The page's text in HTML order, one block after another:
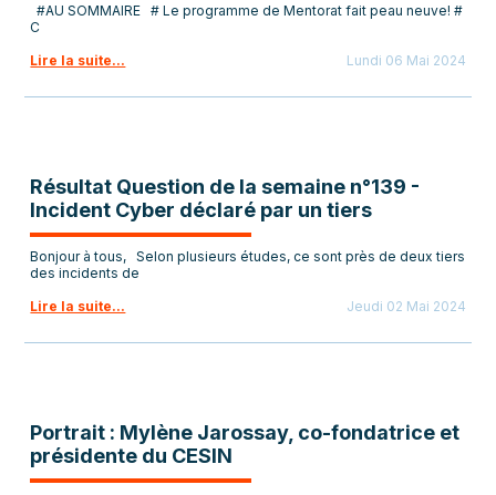
#AU SOMMAIRE # Le programme de Mentorat fait peau neuve! #
C
Lire la suite...
Lundi 06 Mai 2024
Résultat Question de la semaine n°139 -
Incident Cyber déclaré par un tiers
Bonjour à tous, Selon plusieurs études, ce sont près de deux tiers
des incidents de
Lire la suite...
Jeudi 02 Mai 2024
Portrait : Mylène Jarossay, co-fondatrice et
présidente du CESIN